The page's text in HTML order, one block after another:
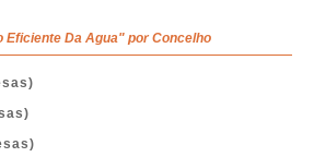
Da Agua" por Concelho